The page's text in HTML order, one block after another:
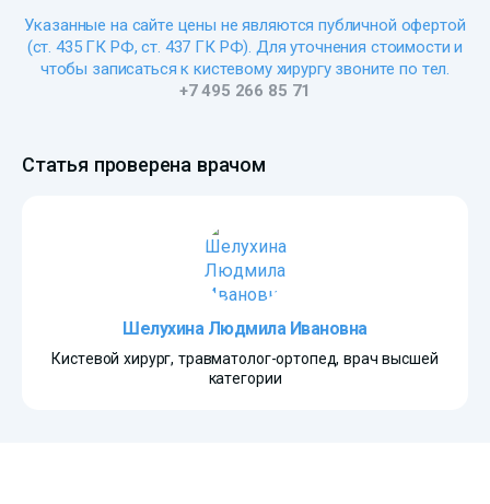
Указанные на сайте цены не являются публичной офертой
(ст. 435 ГК РФ, cт. 437 ГК РФ). Для уточнения стоимости и
чтобы записаться к кистевому хирургу звоните по тел.
+7 495 266 85 71
Статья проверена врачом
Шелухина Людмила Ивановна
Кистевой хирург, травматолог-ортопед, врач высшей
категории